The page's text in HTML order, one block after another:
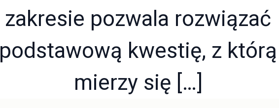
zakresie pozwala rozwiązać
podstawową kwestię, z którą
mierzy się […]